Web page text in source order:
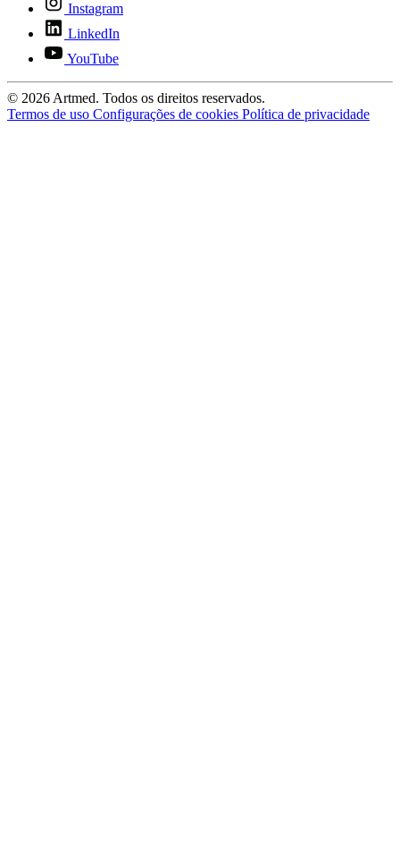
Instagram
LinkedIn
YouTube
© 2026 Artmed. Todos os direitos reservados.
Termos de uso Configurações de cookies Política de privacidade